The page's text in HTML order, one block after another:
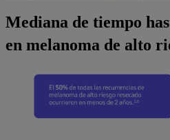
Mediana de tiempo
en melanoma de alto